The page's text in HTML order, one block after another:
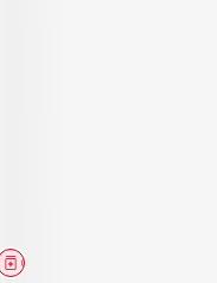
Geneesmiddel